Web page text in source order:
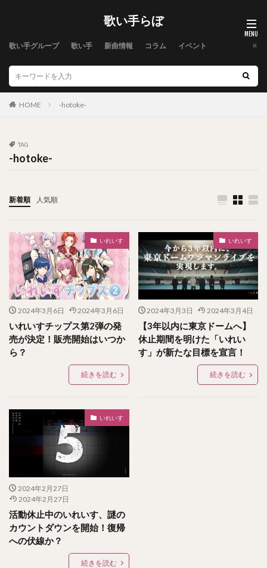
歌い手らぼ
歌い手グループ 歌い手 新曲情報 コラム イベント
HOME -hotoke-
TAG
-hotoke-
新着順 人気順
いれいす
2024年3月6日 2024年3月6日
いれいすチップス第2弾の発
売が決定！販売開始はいつか
ら？
続きを読む
いれいす
2024年3月3日 2024年3月4日
【3年以内に東京ドームへ】
休止期間を明けた「いれい
す」が新たな目標を宣言！
続きを読む
いれいす
2024年2月27日
2024年2月27日
活動休止中のいれいす、謎の
カウントダウンを開始！復帰
への伏線か？
続きを読む